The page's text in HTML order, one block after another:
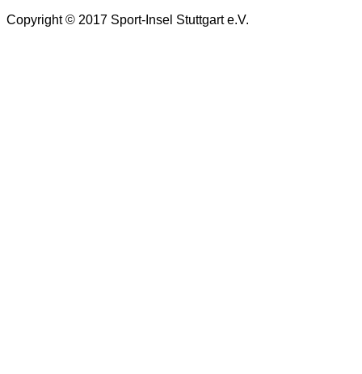
Copyright © 2017 Sport-Insel Stuttgart e.V.